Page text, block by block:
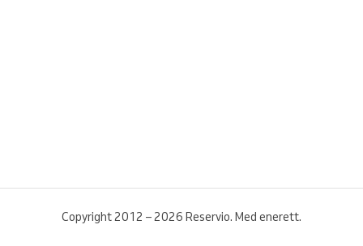
Copyright 2012 – 2026 Reservio. Med enerett.